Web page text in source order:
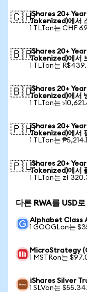
🇨🇭iShares 20+
Tokenized)에서
1 TLTon는 CHF
🇧🇷iShares 20+
Tokenized)에서
1 TLTon는
🇧🇩iShares 20+
Tokenized)에서
1 TLTon는
🇵🇭iShares 20+
Tokenized)에서
1 TLTon는
🇵🇱iShares 20+
Tokenized)에서
1 TLTon는 zł
다른 RWA를 USD
Alphabet Class
1 GOOGLon는
MicroStrategy
1 MSTRon는
iShares Silver
1 SLVon는